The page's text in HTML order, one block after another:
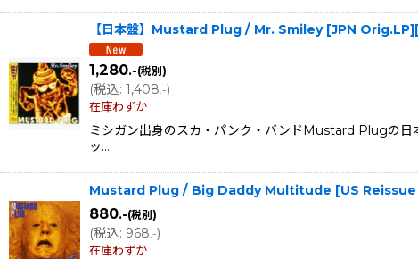
【日本盤】Mustard Plug / Mr. Smiley [JPN
1,280.-(税別)
(税込: 1,408.-)
在庫わずか
ミシガン出身のスカ・パンク・バンドMustard Plugの日
ッ…
Mustard Plug / Big Daddy Multitude [US Reissue
880.-(税別)
(税込: 968.-)
在庫わずか